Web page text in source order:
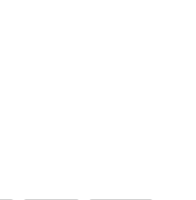
Repede, Valea Iadului